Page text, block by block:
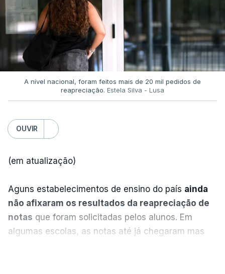
A nível nacional, foram feitos mais de 20 mil pedidos de
reapreciação. Estela Silva - Lusa
OUVIR
(em atualização)
Aguns estabelecimentos de ensino do país ainda
não afixaram os resultados da reapreciação de
notas que foram solicitadas pelos alunos. Em
algumas escolas, as notas até já chegaram mas